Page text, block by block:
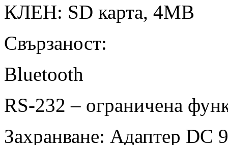
КЛЕН: SD карта, 4MB
Свързаност:
Bluetooth
RS-232 – ограничена
Захранване: Адаптер